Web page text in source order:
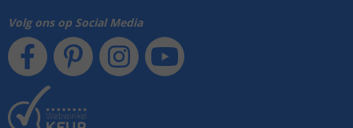
Volg ons op Social Media